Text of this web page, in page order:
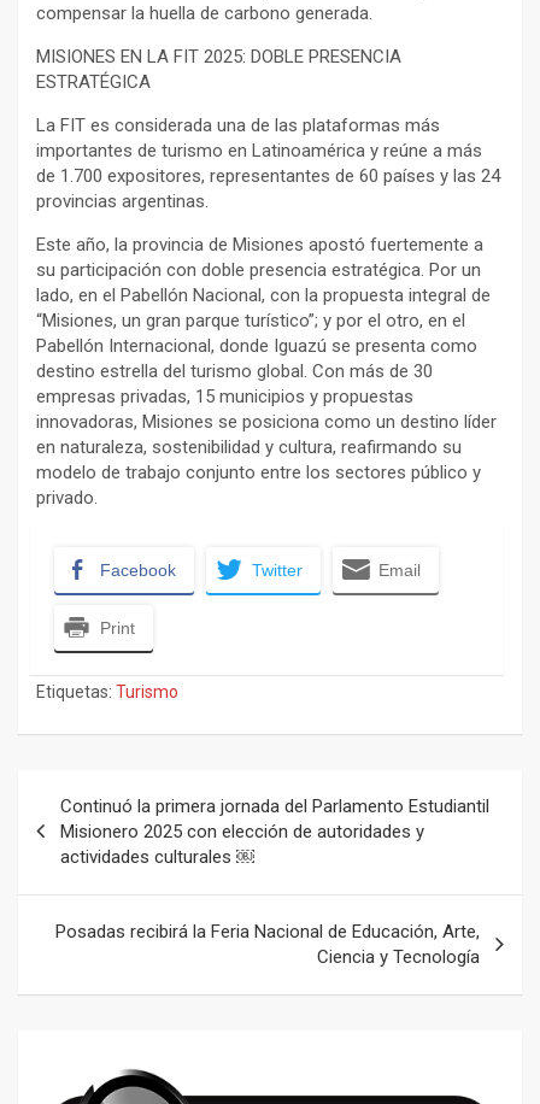
compensar la huella de carbono generada.
MISIONES EN LA FIT 2025: DOBLE PRESENCIA
ESTRATÉGICA
La FIT es considerada una de las plataformas más
importantes de turismo en Latinoamérica y reúne a más
de 1.700 expositores, representantes de 60 países y las 24
provincias argentinas.
Este año, la provincia de Misiones apostó fuertemente a
su participación con doble presencia estratégica. Por un
lado, en el Pabellón Nacional, con la propuesta integral de
“Misiones, un gran parque turístico”; y por el otro, en el
Pabellón Internacional, donde Iguazú se presenta como
destino estrella del turismo global. Con más de 30
empresas privadas, 15 municipios y propuestas
innovadoras, Misiones se posiciona como un destino líder
en naturaleza, sostenibilidad y cultura, reafirmando su
modelo de trabajo conjunto entre los sectores público y
privado.
Facebook Twitter Email
Print
Etiquetas: Turismo
de
entradas
Continuó la primera jornada del Parlamento Estudiantil
Misionero 2025 con elección de autoridades y
actividades culturales ￼
Posadas recibirá la Feria Nacional de Educación, Arte,
Ciencia y Tecnología